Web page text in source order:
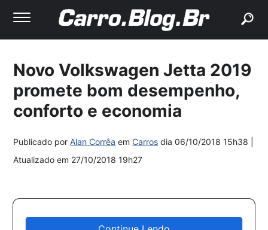
Novo Volkswagen Jetta 2019
promete bom desempenho,
conforto e economia
Publicado porAlan Corrêa emCarros dia06/10/2018 15h38
Atualizado em 27/10/2018 19h27